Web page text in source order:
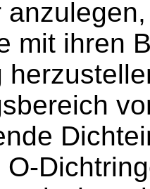
mit ihren
O-